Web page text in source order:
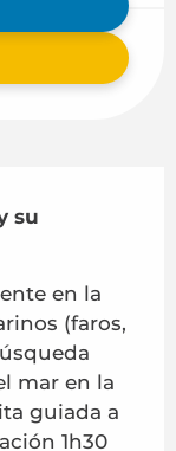
su
en la
(faros,
mar en la
guiada a
1h30